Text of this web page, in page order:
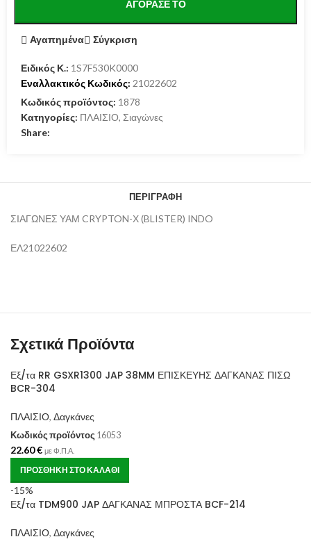
ΑΓΌΡΑΣΕ ΤΟ
Αγαπημένα Σύγκριση
Ειδικός Κ.: 1S7F530K0000
Εναλλακτικός Κωδικός: 21022602
Κωδικός προϊόντος: 1878
Κατηγορίες: ΠΛΑΙΣΙΟ, Σιαγώνες
Share:
ΠΕΡΙΓΡΑΦΉ
ΣΙΑΓΩΝΕΣ ΥΑΜ CRYPTON-Χ (BLISTER) INDO
ΕΛ21022602
Σχετικά Προϊόντα
Εξ/τα RR GSXR1300 JAP 38MM ΕΠΙΣΚΕΥΗΣ ΔΑΓΚΑΝΑΣ ΠΙΣΩ
BCR-304
ΠΛΑΙΣΙΟ, Δαγκάνες
Κωδικός προϊόντος 16053
22.60€ με Φ.Π.Α.
ΠΡΟΣΘΉΚΗ ΣΤΟ ΚΑΛΆΘΙ
-15%
Εξ/τα TDM900 JAP ΔΑΓΚΑΝΑΣ ΜΠΡΟΣΤΑ BCF-214
ΠΛΑΙΣΙΟ, Δαγκάνες